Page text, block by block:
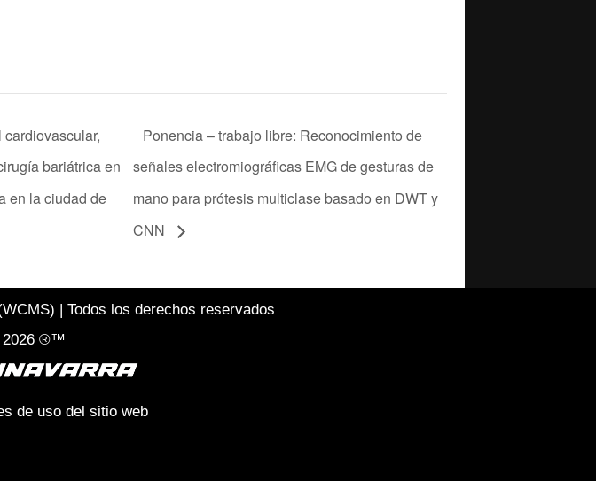
bariátrica en
en la ciudad de
Ponencia – trabajo libre: Reconocimiento de
señales electromiográficas EMG de gesturas de
mano para prótesis multiclase basado en DWT y
CNN
| Todos los derechos reservados
2026 ®™
de uso del sitio web